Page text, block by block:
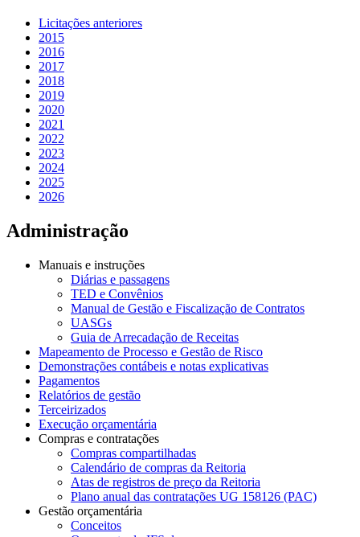
Licitações anteriores
2015
2016
2017
2018
2019
2020
2021
2022
2023
2024
2025
2026
Administração
Manuais e instruções
Diárias e passagens
TED e Convênios
Manual de Gestão e Fiscalização de Contratos
UASGs
Guia de Arrecadação de Receitas
Mapeamento de Processo e Gestão de Risco
Demonstrações contábeis e notas explicativas
Pagamentos
Relatórios de gestão
Terceirizados
Execução orçamentária
Compras e contratações
Compras compartilhadas
Calendário de compras da Reitoria
Atas de registros de preço da Reitoria
Plano anual das contratações UG 158126 (PAC)
Gestão orçamentária
Conceitos